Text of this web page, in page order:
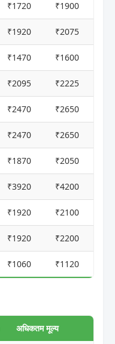
₹1720 ₹1900
₹1920 ₹2075
₹1470 ₹1600
₹2095 ₹2225
₹2470 ₹2650
₹2470 ₹2650
₹1870 ₹2050
₹3920 ₹4200
₹1920 ₹2100
₹1920 ₹2200
₹1060 ₹1120
अधिकतम मूल्य